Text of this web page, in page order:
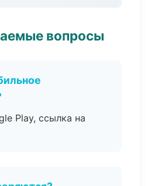
вопросы
Play, ссылка на